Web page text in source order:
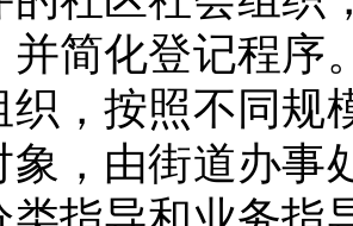
并简化登记程序
织，按照不同规
象，由街道办事